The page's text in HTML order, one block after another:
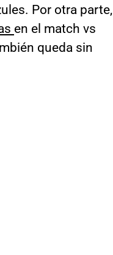
Por otra parte,
en el match vs
queda sin